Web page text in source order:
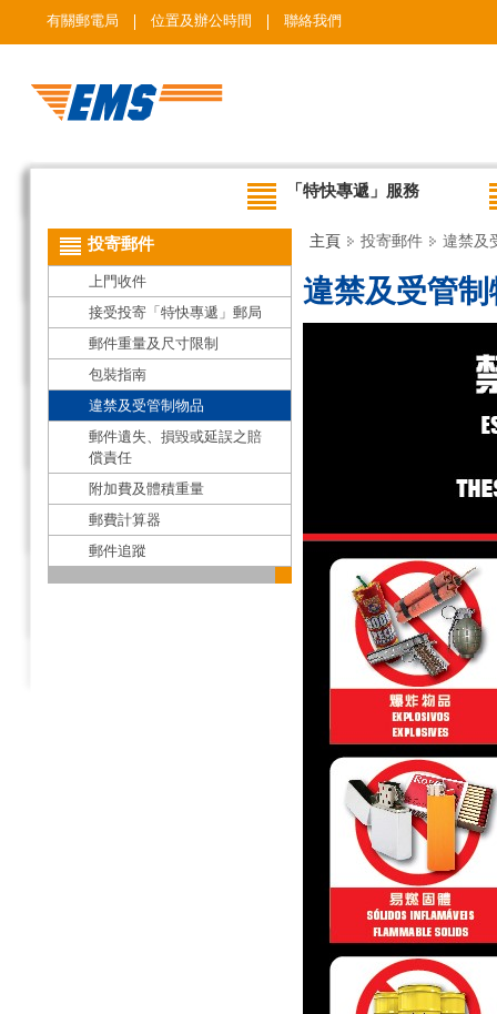
有關郵電局 位置及辦公時間 聯絡我們
「特快專遞」服務
投寄郵件
上門收件
接受投寄「特快專遞」郵局
郵件重量及尺寸限制
包裝指南
違禁及受管制物品
郵件遺失、損毀或延誤之賠
償責任
附加費及體積重量
郵費計算器
郵件追蹤
主頁 投寄郵件 違禁及
違禁及受管制